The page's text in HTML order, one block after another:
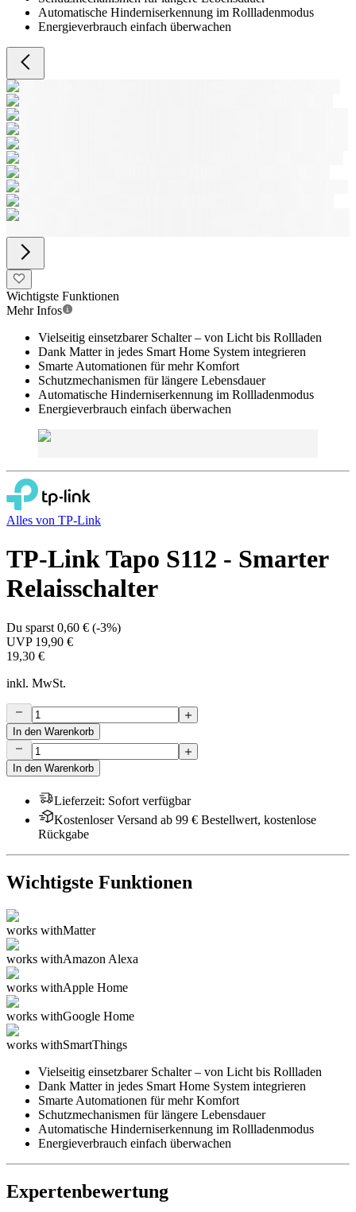
Automatische Hinderniserkennung im Rollladenmodus
Energieverbrauch einfach überwachen
Wichtigste Funktionen
Mehr Infos
Vielseitig einsetzbarer Schalter – von Licht bis Rollladen
Dank Matter in jedes Smart Home System integrieren
Smarte Automationen für mehr Komfort
Schutzmechanismen für längere Lebensdauer
Automatische Hinderniserkennung im Rollladenmodus
Energieverbrauch einfach überwachen
Alles von TP-Link
TP-Link Tapo S112 - Smarter
Relaisschalter
Du sparst 0,60 € (-3%)
UVP 19,90 €
19,30 €
inkl. MwSt.
In den Warenkorb
In den Warenkorb
Lieferzeit: Sofort verfügbar
Kostenloser Versand ab 99 € Bestellwert, kostenlose
Rückgabe
Wichtigste Funktionen
works withMatter
works withAmazon Alexa
works withApple Home
works withGoogle Home
works withSmartThings
Vielseitig einsetzbarer Schalter – von Licht bis Rollladen
Dank Matter in jedes Smart Home System integrieren
Smarte Automationen für mehr Komfort
Schutzmechanismen für längere Lebensdauer
Automatische Hinderniserkennung im Rollladenmodus
Energieverbrauch einfach überwachen
Expertenbewertung